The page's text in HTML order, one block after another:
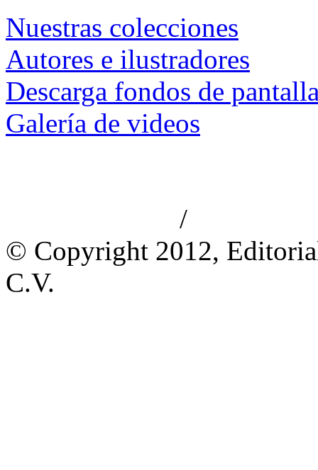
Nuestras colecciones
Autores e ilustradores
Descarga fondos de
Galería de videos
/
© Copyright 2012,
C.V.